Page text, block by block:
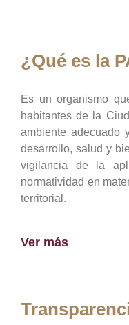
¿Qué es la
Es un organismo
habitantes de la
ambiente adecuado
desarrollo, salud y
vigilancia de la
normatividad en
territorial.
Ver más